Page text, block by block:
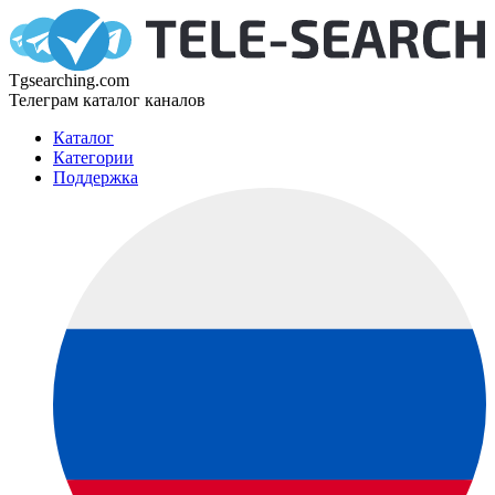
Tgsearching.com
Телеграм каталог каналов
Каталог
Категории
Поддержка